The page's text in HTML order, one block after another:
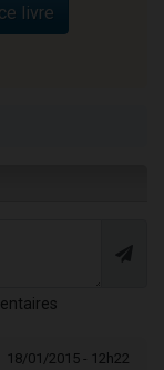
livre
18/01/2015 - 12h22